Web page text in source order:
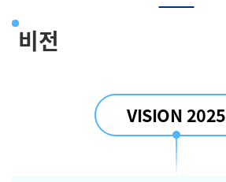
비전
VISION 2025